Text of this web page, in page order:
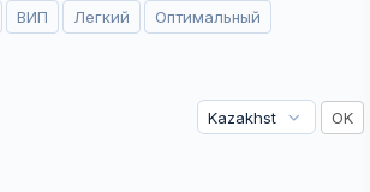
ВИП⁠ Легкий
Оптимальный